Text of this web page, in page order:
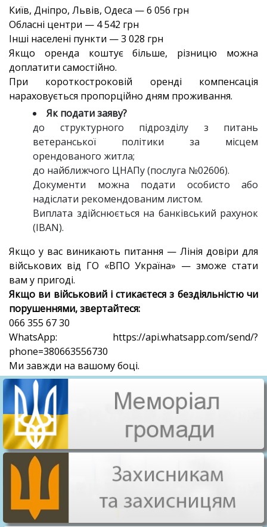
Київ, Дніпро, Львів, Одеса — 6 056 грн
Обласні центри — 4 542 грн
Інші населені пункти — 3 028 грн
Якщо оренда коштує більше, різницю можна
доплатити самостійно.
При короткостроковій оренді компенсація
нараховується пропорційно дням проживання.
Як подати заяву?
до структурного підрозділу з питань
ветеранської політики за місцем
орендованого житла;
до найближчого ЦНАПу (послуга №02606).
Документи можна подати особисто або
надіслати рекомендованим листом.
Виплата здійснюється на банківський рахунок
(IBAN).
Якщо у вас виникають питання — Лінія довіри для
військових від ГО «ВПО Україна» — зможе стати
вам у пригоді.
Якщо ви військовий і стикаєтеся з бездіяльністю чи
порушеннями, звертайтеся:
066 355 67 30
WhatsApp: https://api.whatsapp.com/send/?
phone=380663556730
Ми завжди на вашому боці.